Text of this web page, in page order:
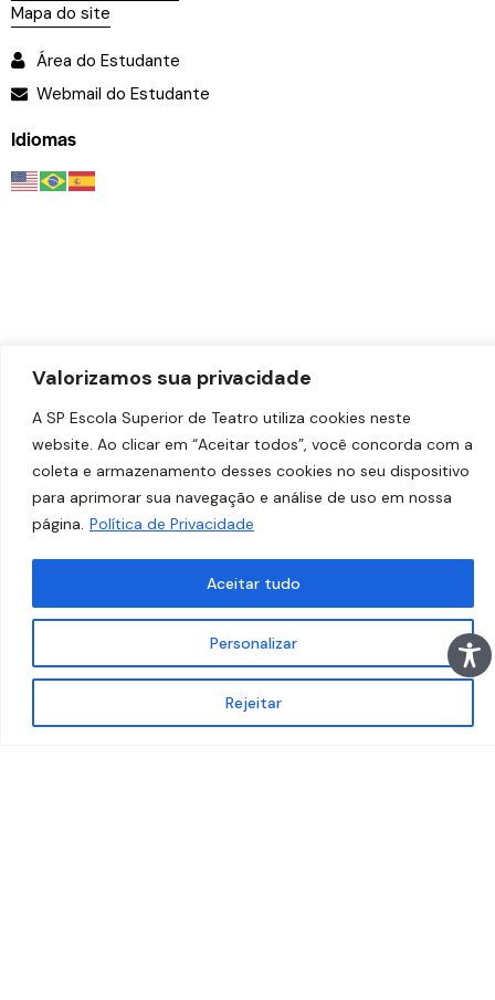
Valorizamos sua privacidade
A SP Escola Superior de Teatro utiliza cookies neste
website. Ao clicar em “Aceitar todos”, você concorda com a
coleta e armazenamento desses cookies no seu dispositivo
para aprimorar sua navegação e análise de uso em nossa
página. Política de Privacidade
Personalizar
Rejeitar
Aceitar tudo
Mapa do site
Área do Estudante
Webmail do Estudante
Idiomas
© 2026
SP Escola Superior de Teatro – Faculdade das
Artes do Palco. Todos os direitos reservados.
Desenvolvido porEstúdio Copacabana.